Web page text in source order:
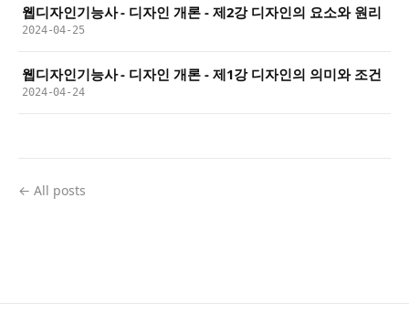
웹디자인기능사 - 디자인 개론 - 제2강 디자인의 요소와 원리
2024-04-25
웹디자인기능사 - 디자인 개론 - 제1강 디자인의 의미와 조건
2024-04-24
← All posts